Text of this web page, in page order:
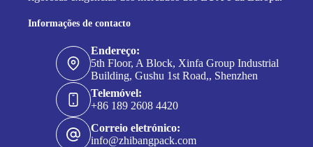
Informações de contacto
Endereço:
5th Floor, A Block, Xinfa Group Industrial
Building, Gushu 1st Road,, Shenzhen
Telemóvel:
+86 189 2608 4420
Correio eletrónico:
info@zhibangpack.com